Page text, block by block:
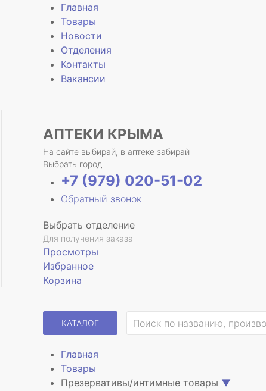
Главная
Товары
Новости
Отделения
Контакты
Вакансии
АПТЕКИ КРЫМА
На сайте выбирай, в аптеке забирай
Выбрать город
+7 (979) 020-51-02
Обратный звонок
Выбрать отделение
Для получения заказа
Просмотры
Избранное
Корзина
КАТАЛОГ
Главная
Товары
Презервативы/интимные товары ▼